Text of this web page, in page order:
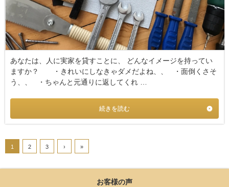
あなたは、人に実家を貸すことに、 どんなイメージを持ってい
ますか？ ・きれいにしなきゃダメだよね、、 ・面倒くさそ
う、、 ・ちゃんと元通りに返してくれ …
続きを読む
1 2 3 › »
お客様の声